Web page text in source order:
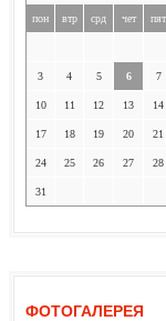
пон втр срд чет пят
3 4 5 6 7
10 11 12 13 14
17 18 19 20 21
24 25 26 27 28
31
ФОТОГАЛЕРЕЯ